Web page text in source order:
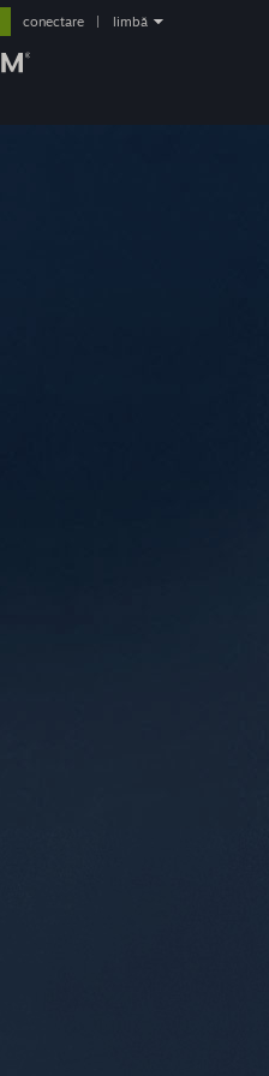
conectare limbă